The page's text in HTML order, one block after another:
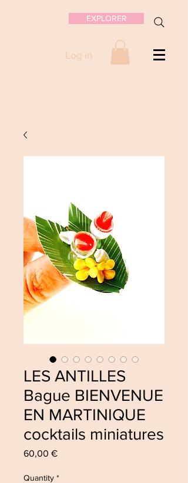
EXPLORER
Log in
LES ANTILLES
Bague BIENVENUE
EN MARTINIQUE
cocktails miniatures
60,00 €Price
Quantity *